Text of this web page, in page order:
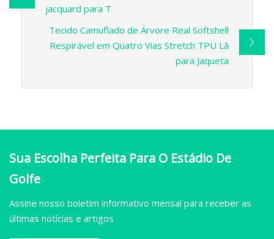
jacquard para T
Tecido Camuflado de Árvore Real Softshell
Respirável em Quatro Vias Stretch TPU Lã
para Jaqueta
Sua Escolha Perfeita Para O Estádio De
Golfe
Assine nosso boletim informativo mensal para receber as
últimas notícias e artigos